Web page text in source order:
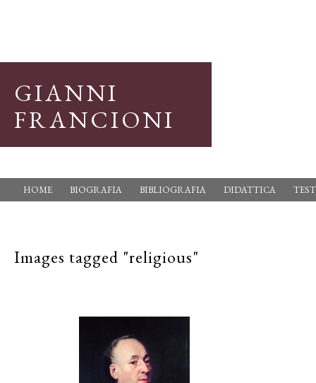
GIANNI
FRANCIONI
HOME BIOGRAFIA BIBLIOGRAFIA DIDATTICA
Images tagged "religious"